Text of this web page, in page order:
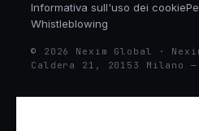
Informativa sull'uso dei cookie
Whistleblowing
© 2026 Nexim Global ·
Caldera 21, 20153 Milano